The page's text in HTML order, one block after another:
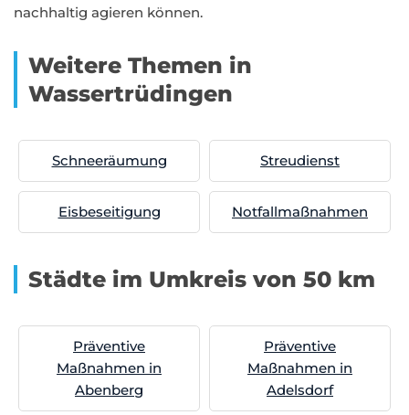
nachhaltig agieren können.
Weitere Themen in
Wassertrüdingen
Schneeräumung Streudienst
Eisbeseitigung Notfallmaßnahmen
Städte im Umkreis von 50 km
Präventive
Maßnahmen in
Abenberg
Präventive
Maßnahmen in
Adelsdorf